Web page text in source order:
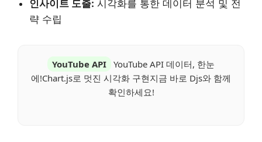
인사이트 도출: 시각화를 통한 데이터 분석 및 전
략 수립
YouTube API YouTube API 데이터, 한눈
에!Chart.js로 멋진 시각화 구현지금 바로 Djs와 함께
확인하세요!